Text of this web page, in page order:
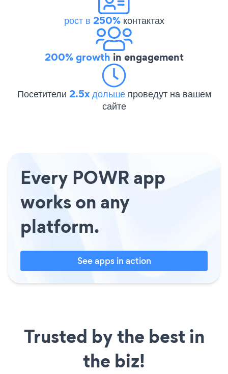
рост в 250%контактах
200% growth in engagement
Посетители 2.5x дольше проведут на вашем
сайте
Every POWR app
works on any
platform.
See apps in action
Trusted by the best in
the biz!